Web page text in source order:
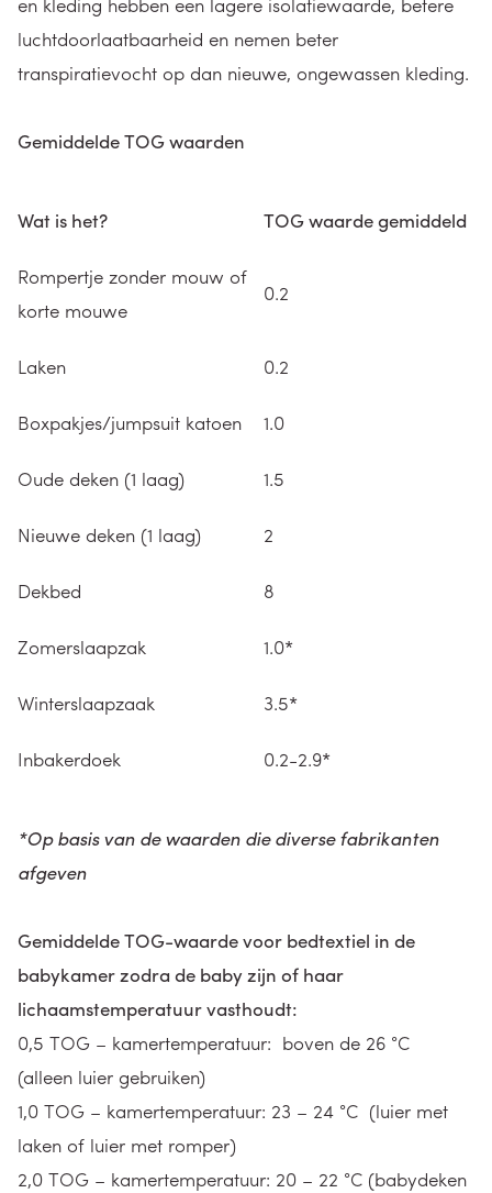
luchtdoorlaatbaarheid en nemen beter
transpiratievocht op dan nieuwe, ongewassen kleding.
Gemiddelde TOG waarden
Wat is het? TOG waarde gemiddeld
Rompertje zonder mouw of
korte mouwe
0.2
Laken 0.2
Boxpakjes/jumpsuit katoen 1.0
Oude deken (1 laag) 1.5
Nieuwe deken (1 laag) 2
Dekbed 8
Zomerslaapzak 1.0*
Winterslaapzaak 3.5*
Inbakerdoek 0.2-2.9*
*Op basis van de waarden die diverse fabrikanten
afgeven
Gemiddelde TOG-waarde voor bedtextiel in de
babykamer zodra de baby zijn of haar
lichaamstemperatuur vasthoudt:
0,5 TOG – kamertemperatuur: boven de 26 °C
(alleen luier gebruiken)
1,0 TOG – kamertemperatuur: 23 – 24 °C (luier met
laken of luier met romper)
2,0 TOG – kamertemperatuur: 20 – 22 °C (babydeken